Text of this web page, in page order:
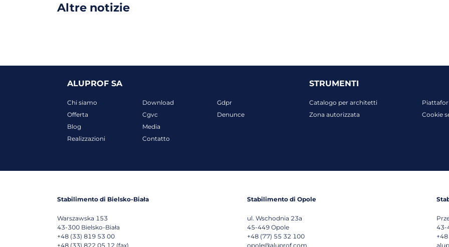
Altre notizie
ALUPROF SA
Chi siamo
Offerta
Blog
Realizzazioni
Download
Cgvc
Media
Contatto
Gdpr
Denunce
STRUMENTI
Catalogo per architetti
Zona autorizzata
Cookie
Stabilimento di Bielsko-Biała
Warszawska 153
43-300 Bielsko-Biała
+48 (33) 819 53 00
+48 (33) 822 05 12 (fax)
Stabilimento di Opole
ul. Wschodnia 23a
45-449 Opole
+48 (77) 55 32 100
opole@aluprof.com
43-